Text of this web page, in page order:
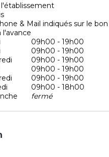
l'établissement
& Mail indiqués sur le bon
l'avance
09h00 - 19h00
09h00 - 19h00
09h00 - 19h00
09h00 - 19h00
09h00 - 19h00
09h00 - 18h00
fermé